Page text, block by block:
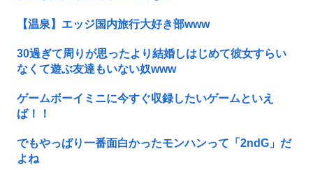
【温泉】エッジ国内旅行大好き部www
30過ぎて周りが思ったより結婚しはじめて彼女すらい
なくて遊ぶ友達もいない奴www
ゲームボーイミニに今すぐ収録したいゲームといえ
ば！！
でもやっぱり一番面白かったモンハンって「2ndG」だ
よね